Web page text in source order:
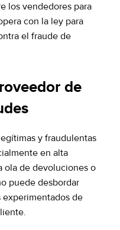
los vendedores para
con la ley para
el fraude de
de
y fraudulentas
en alta
ola de devoluciones o
puede desbordar
de